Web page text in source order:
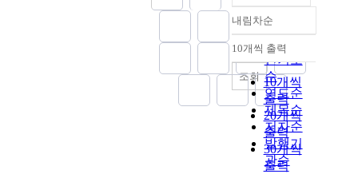
정확도
순
인기도
순
연도순
제목순
저자순
발행기
관순
내림차순
내림차순
10개씩 출력
10개씩
출력
20개씩
출력
30개씩
출력
조회